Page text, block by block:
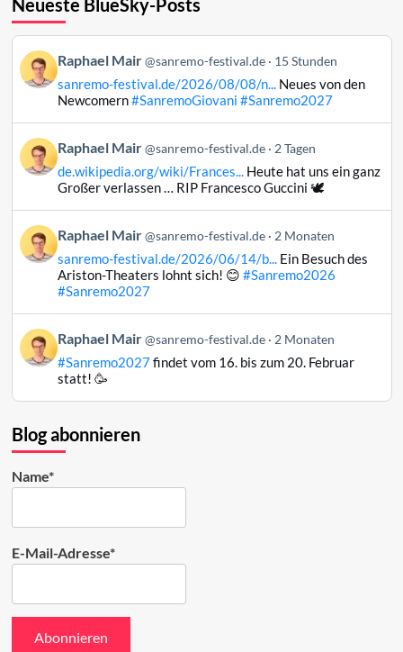
Neueste BlueSky-Posts
Beitrag
von
Raphael
Bluesky
ansehen
Raphael Mair @sanremo-festival.de 15 Stunden
sanremo-festival.de/2026/08/08/n...Neues von den
Newcomern#SanremoGiovani #Sanremo2027
Beitrag
von
Raphael
Bluesky
ansehen
Raphael Mair @sanremo-festival.de 2 Tagen
de.wikipedia.org/wiki/Frances...Heute hat uns ein ganz
Großer verlassen … RIP Francesco Guccini 🕊️
Beitrag
von
Raphael
ansehen
Raphael Mair @sanremo-festival.de 2 Monaten
sanremo-festival.de/2026/06/14/b...Ein Besuch des
Ariston-Theaters lohnt sich! 😊 #Sanremo2026
#Sanremo2027
Beitrag
von
Raphael
Bluesky
ansehen
Raphael Mair @sanremo-festival.de 2 Monaten
#Sanremo2027findet vom 16. bis zum 20. Februar
statt! 🥳
Blog abonnieren
Name*
E-Mail-Adresse*